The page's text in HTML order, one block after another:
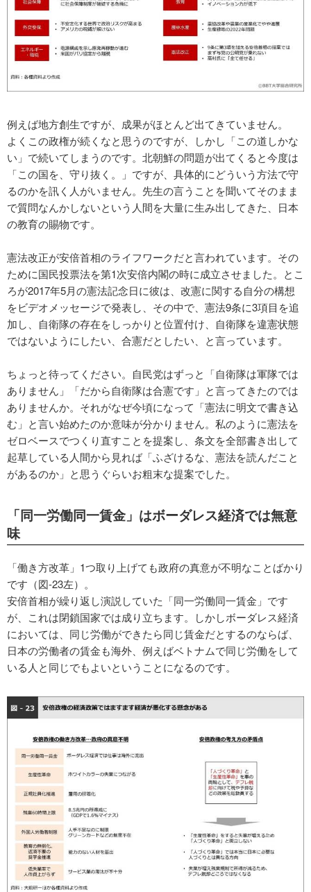
例えば地方創生ですが、成果がほとんど出てきていません。
よくこの政権が続くなと思うのですが、しかし「この道しかな
い」で続いてしまうのです。北朝鮮の問題が出てくると今度は
「この国を、守り抜く。」ですが、具体的にどういう方法で守
るのかを訊く人がいません。先生の言うことを聞いてそのまま
で質問なんかしないという人間を大量に生み出してきた、日本
の教育の賜物です。
憲法改正が安倍首相のライフワークだと言われています。その
ために国民投票法を第1次安倍内閣の時に成立させました。とこ
ろが2017年5月の憲法記念日に彼は、改憲に関する自分の構想
をビデオメッセージで発表し、その中で、憲法9条に3項目を追
加し、自衛隊の存在をしっかりと位置付け、自衛隊を違憲状態
ではないようにしたい、合憲だとしたい、と言っています。
ちょっと待ってください。自民党はずっと「自衛隊は軍隊では
ありません」「だから自衛隊は合憲です」と言ってきたのでは
ありませんか。それがなぜ今頃になって「憲法に明文で書き込
む」と言い始めたのか意味が分かりません。私のように憲法を
ゼロベースでつくり直すことを提案し、条文を全部書き出して
起草している人間から見れば「ふざけるな、憲法を読んだこと
があるのか」と思うぐらいお粗末な提案でした。
「同一労働同一賃金」はボーダレス経済では無意
味
「働き方改革」1つ取り上げても政府の真意が不明なことばかり
です（図-23左）。
安倍首相が繰り返し演説していた「同一労働同一賃金」です
が、これは閉鎖国家では成り立ちます。しかしボーダレス経済
においては、同じ労働ができたら同じ賃金だとするのならば、
日本の労働者の賃金も海外、例えばベトナムで同じ労働をして
いる人と同じでもよいということになるのです。